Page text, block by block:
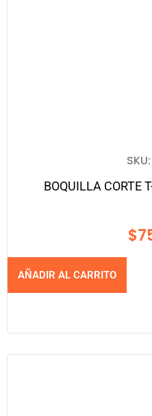
BOQUILLA CORTE
$
AÑADIR AL CARRITO